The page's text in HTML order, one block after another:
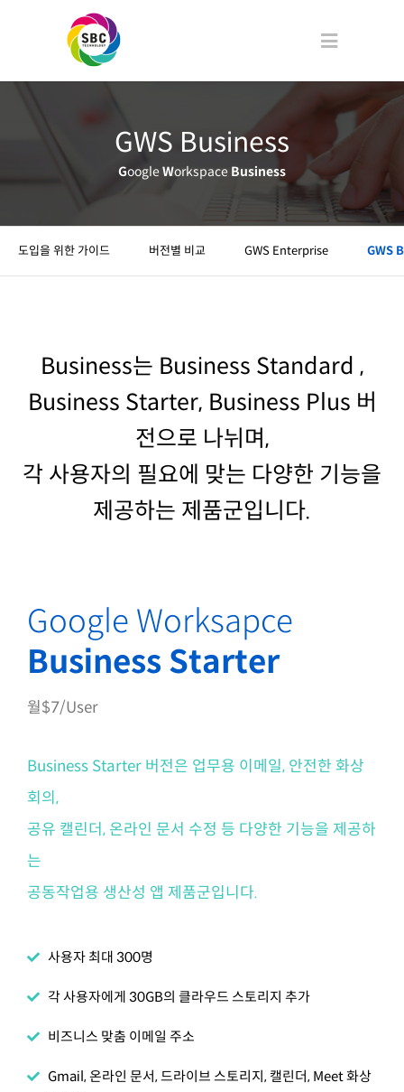
GWS Business
GoogleWorkspace Business
도입을 위한 가이드 버전별 비교 GWS Enterprise GWS
Business는 Business Standard ,
Business Starter, Business Plus 버
전으로 나뉘며,
각 사용자의 필요에 맞는 다양한 기능을
제공하는 제품군입니다.
Google Worksapce
Business Starter
월$7/User
Business Starter 버전은 업무용 이메일, 안전한 화상
회의,
공유 캘린더, 온라인 문서 수정 등 다양한 기능을 제공하
는
공동작업용 생산성 앱 제품군입니다.
사용자 최대 300명
각 사용자에게 30GB의 클라우드 스토리지 추가
비즈니스 맞춤 이메일 주소
Gmail, 온라인 문서, 드라이브 스토리지, 캘린더, Meet 화상